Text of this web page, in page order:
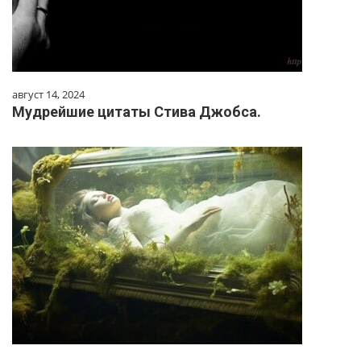
август 14, 2024
Мудрейшие цитаты Стива Джобса.